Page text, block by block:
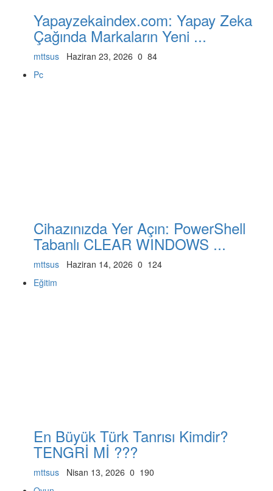
Yapayzekaindex.com: Yapay Zeka
Çağında Markaların Yeni ...
mttsus Haziran 23, 2026 0 84
Pc
Cihazınızda Yer Açın: PowerShell
Tabanlı CLEAR WINDOWS ...
mttsus Haziran 14, 2026 0 124
Eğitim
En Büyük Türk Tanrısı Kimdir?
TENGRİ Mİ ???
mttsus Nisan 13, 2026 0 190